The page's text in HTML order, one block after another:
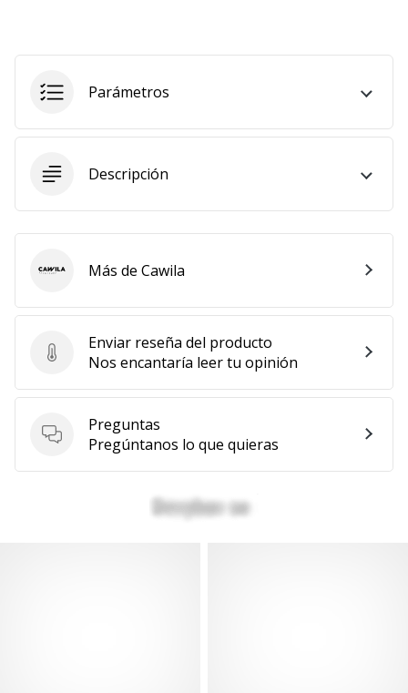
Parámetros
Descripción
Enviar reseña del producto
Enviar reseña del producto
Nos encantaría leer tu opinión
Preguntas
Preguntas
Pregúntanos lo que quieras
CawilaMás de Cawila